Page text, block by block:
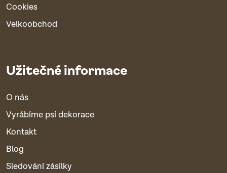
Cookies
Velkoobchod
Užitečné informace
O nás
Vyrábíme psí dekorace
Kontakt
Blog
Sledování zásilky